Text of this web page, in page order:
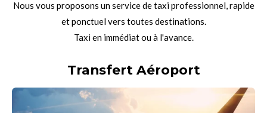
Nous vous proposons un service de taxi professionnel, rapide
et ponctuel vers toutes destinations.
Taxi en immédiat ou à l'avance.
Transfert Aéroport